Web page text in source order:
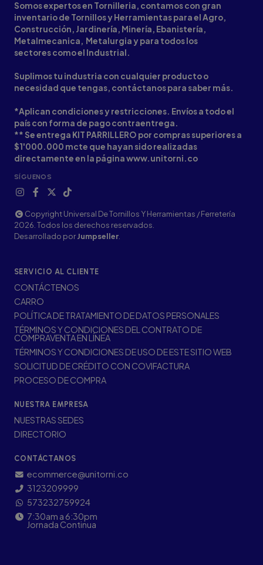
Somos expertos en Tornilleria, contamos con gran
inventario de Tornillos y Herramientas para el Agro,
Construcción, Jardinería, Minería, Ebanistería,
Metalmecanica, Metalurgia y para todos los
sectores como el Industrial.
Suplimos tu industria con cualquier producto o
necesidad que tengas, contáctanos para saber más.
*Aplican condiciones y restricciones. Envíos a todo el
país con forma de pago contraentrega.
** Se entrega KIT PARRILLERO por compras superiores a
$1'000.000 mcte que hayan sido realizadas
directamente en la página www.unitorni.co
SÍGUENOS
Copyright Universal De Tornillos Y Herramientas / Ferretería
2026. Todos los derechos reservados.
Desarrollado porJumpseller
SERVICIO AL CLIENTE
CONTÁCTENOS
CARRO
POLÍTICA DE TRATAMIENTO DE DATOS PERSONALES
TÉRMINOS Y CONDICIONES DEL CONTRATO DE
COMPRAVENTA EN LÍNEA
TÉRMINOS Y CONDICIONES DE USO DE ESTE SITIO WEB
SOLICITUD DE CRÉDITO CON COVIFACTURA
PROCESO DE COMPRA
NUESTRA EMPRESA
NUESTRAS SEDES
DIRECTORIO
CONTÁCTANOS
ecommerce@unitorni.co
3123209999
573232759924
7:30am a 6:30pm
Jornada Continua